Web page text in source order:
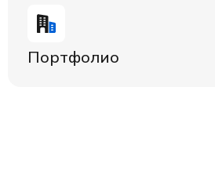
Портфолио